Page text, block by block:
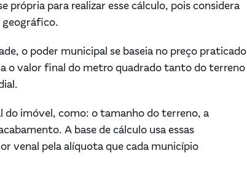
própria para realizar esse cálculo, pois considera
geográfico.
o poder municipal se baseia no preço praticado
o valor final do metro quadrado tanto do terreno
imóvel, como: o tamanho do terreno, a
A base de cálculo usa essas
venal pela alíquota que cada município